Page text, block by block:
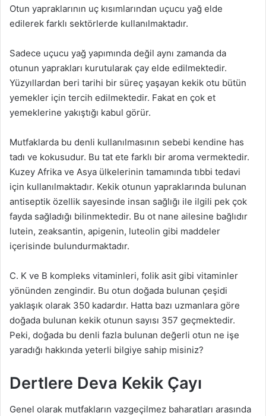
Otun yapraklarının uç kısımlarından uçucu yağ elde
edilerek farklı sektörlerde kullanılmaktadır.
Sadece uçucu yağ yapımında değil aynı zamanda da
otunun yaprakları kurutularak çay elde edilmektedir.
Yüzyıllardan beri tarihi bir süreç yaşayan kekik otu bütün
yemekler için tercih edilmektedir. Fakat en çok et
yemeklerine yakıştığı kabul görür.
Mutfaklarda bu denli kullanılmasının sebebi kendine has
tadı ve kokusudur. Bu tat ete farklı bir aroma vermektedir.
Kuzey Afrika ve Asya ülkelerinin tamamında tıbbi tedavi
için kullanılmaktadır. Kekik otunun yapraklarında bulunan
antiseptik özellik sayesinde insan sağlığı ile ilgili pek çok
fayda sağladığı bilinmektedir. Bu ot nane ailesine bağlıdır
lutein, zeaksantin, apigenin, luteolin gibi maddeler
içerisinde bulundurmaktadır.
C. K ve B kompleks vitaminleri, folik asit gibi vitaminler
yönünden zengindir. Bu otun doğada bulunan çeşidi
yaklaşık olarak 350 kadardır. Hatta bazı uzmanlara göre
doğada bulunan kekik otunun sayısı 357 geçmektedir.
Peki, doğada bu denli fazla bulunan değerli otun ne işe
yaradığı hakkında yeterli bilgiye sahip misiniz?
Dertlere Deva Kekik Çayı
Genel olarak mutfakların vazgeçilmez baharatları arasında